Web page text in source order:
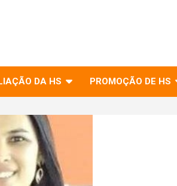
DA HS PROMOÇÃO DE HS